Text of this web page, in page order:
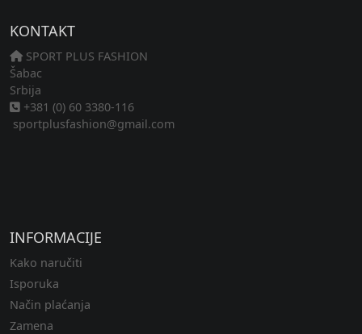
KONTAKT
SPORT PLUS FASHION
Šabac
Srbija
+381 (0) 60 3380-116
sportplusfashion@gmail.com
INFORMACIJE
Kako naručiti
Isporuka
Način plaćanja
Zamena